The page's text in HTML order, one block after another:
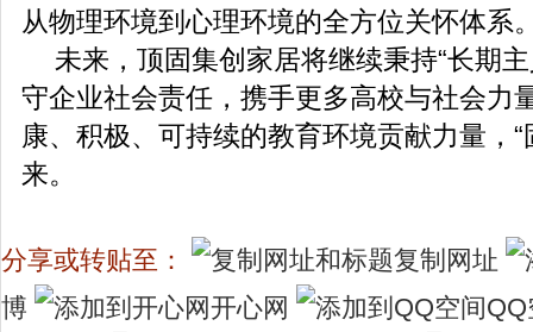
从物理环境到心理环境的全方位关怀体系
未来，顶固集创家居将继续秉持“长期
守企业社会责任，携手更多高校与社会力
康、积极、可持续的教育环境贡献力量，“
来。
分享或转贴至：
复制网址
博
开心网